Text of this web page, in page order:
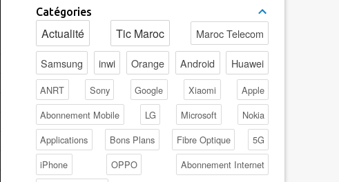
Catégories
Actualité Tic Maroc Maroc Telecom
Samsung inwi Orange Android Huawei
ANRT Sony Google Xiaomi
Apple
Abonnement Mobile
LG Microsoft
Nokia
Applications
Bons Plans Fibre Optique
5G
iPhone
OPPO
Abonnement Internet